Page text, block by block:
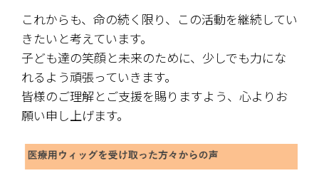
これからも、命の続く限り、この活動を継続してい
きたいと考えています。
子ども達の笑顔と未来のために、少しでも力にな
れるよう頑張っていきます。
皆様のご理解とご支援を賜りますよう、心よりお
願い申し上げます。